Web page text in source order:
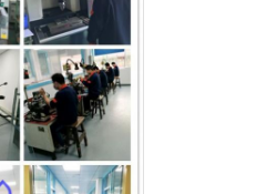
achter
je snel terug!